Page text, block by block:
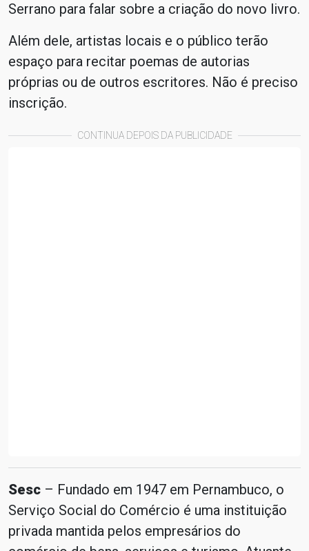
Serrano para falar sobre a criação do novo livro.
Além dele, artistas locais e o público terão
espaço para recitar poemas de autorias
próprias ou de outros escritores. Não é preciso
inscrição.
CONTINUA DEPOIS DA PUBLICIDADE
Sesc – Fundado em 1947 em Pernambuco, o
Serviço Social do Comércio é uma instituição
privada mantida pelos empresários do